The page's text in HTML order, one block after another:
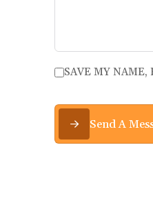
SAVE MY
Send A